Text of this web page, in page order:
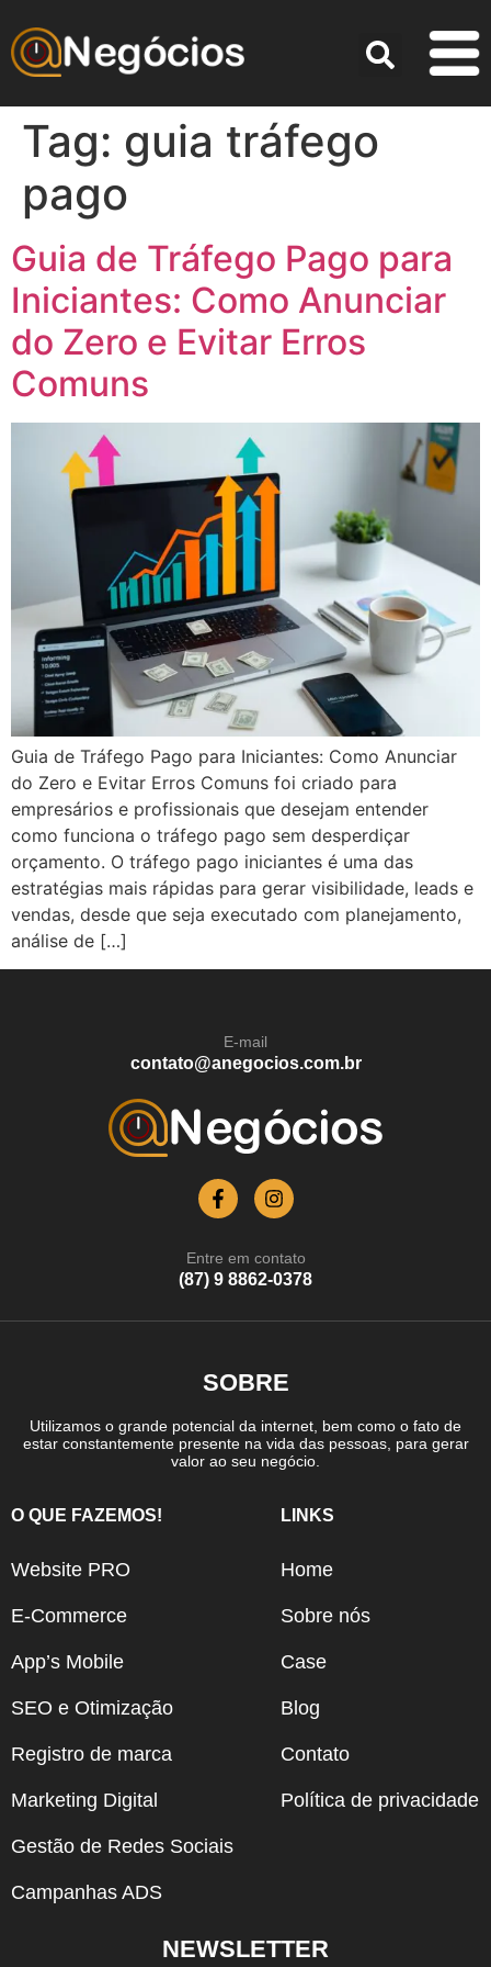
Tag: guia tráfego
pago
Guia de Tráfego Pago para
Iniciantes: Como Anunciar
do Zero e Evitar Erros
Comuns
Guia de Tráfego Pago para Iniciantes: Como Anunciar
do Zero e Evitar Erros Comuns foi criado para
empresários e profissionais que desejam entender
como funciona o tráfego pago sem desperdiçar
orçamento. O tráfego pago iniciantes é uma das
estratégias mais rápidas para gerar visibilidade, leads e
vendas, desde que seja executado com planejamento,
análise de […]
E-mail
contato@anegocios.com.br
Entre em contato
(87) 9 8862-0378
SOBRE
Utilizamos o grande potencial da internet, bem como o fato de
estar constantemente presente na vida das pessoas, para gerar
valor ao seu negócio.
O QUE FAZEMOS!
Website PRO
E-Commerce
App’s Mobile
SEO e Otimização
Registro de marca
Marketing Digital
Gestão de Redes Sociais
Campanhas ADS
LINKS
Home
Sobre nós
Case
Blog
Contato
Política de privacidade
NEWSLETTER